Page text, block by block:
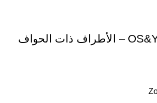
صمامات بوابة OS&Y – الأطراف ذات الحواف